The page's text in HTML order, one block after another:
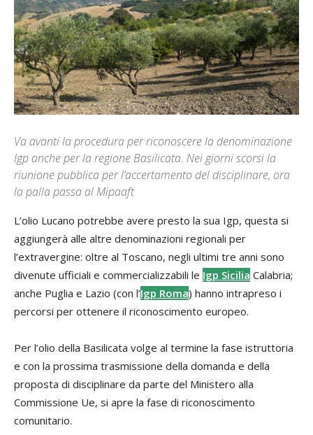
Va avanti la procedura per riconoscere la denominazione
Igp anche per la regione Basilicata. Nei giorni scorsi la
riunione pubblica per l’accertamento del disciplinare, ora
la palla passa al Mipaaft
L’olio Lucano potrebbe avere presto la sua Igp, questa si
aggiungerà alle altre denominazioni regionali per
l’extravergine: oltre al Toscano, negli ultimi tre anni sono
divenute ufficiali e commercializzabili le Igp Sicilia Calabria;
anche Puglia e Lazio (con l’Igp Roma) hanno intrapreso i
percorsi per ottenere il riconoscimento europeo.
Per l’olio della Basilicata volge al termine la fase istruttoria
e con la prossima trasmissione della domanda e della
proposta di disciplinare da parte del Ministero alla
Commissione Ue, si apre la fase di riconoscimento
comunitario.